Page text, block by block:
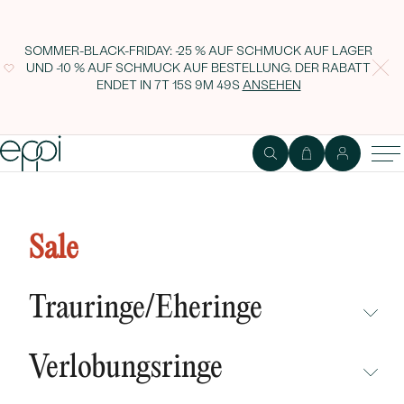
SOMMER-BLACK-FRIDAY: -25 % AUF SCHMUCK AUF LAGER
UND -10 % AUF SCHMUCK AUF BESTELLUNG. DER RABATT
ENDET IN 7T 15S 9M 48S ANSEHEN
Sale
Trauringe/Eheringe
NEUHEITEN
Verlobungsringe
Edelsteinen Andela